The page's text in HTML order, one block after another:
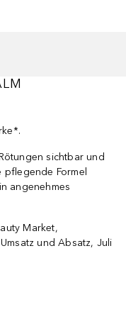
sichtbar und
Formel
angenehmes
Market,
und Absatz, Juli